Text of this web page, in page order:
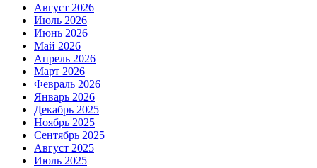
Август 2026
Июль 2026
Июнь 2026
Май 2026
Апрель 2026
Март 2026
Февраль 2026
Январь 2026
Декабрь 2025
Ноябрь 2025
Сентябрь 2025
Август 2025
Июль 2025